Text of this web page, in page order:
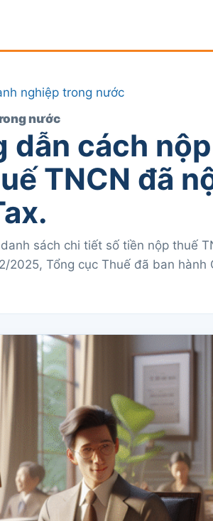
nghiệp trong nước
nước
dẫn cách
TNCN đã
sách chi tiết số tiền nộp thuế
2025, Tổng cục Thuế đã ban hành